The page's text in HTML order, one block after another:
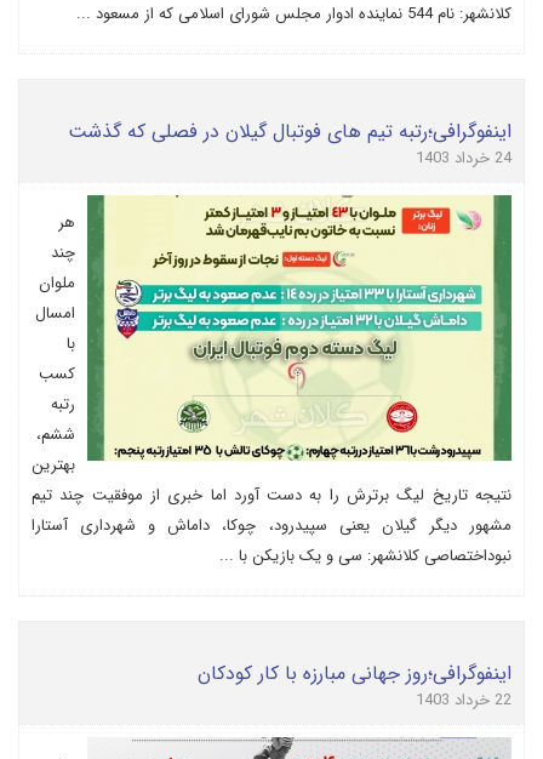
کلانشهر: نام 544 نماینده ادوار مجلس شورای اسلامی که از مسعود ...
اینفوگرافی؛رتبه تیم های فوتبال گیلان در فصلی که گذشت
24 خرداد 1403
هر
چند
ملوان
امسال
با
کسب
رتبه
ششم،
بهترین
نتیجه تاریخ لیگ برترش را به دست آورد اما خبری از موفقیت چند تیم
مشهور دیگر گیلان یعنی سپیدرود، چوکا، داماش و شهرداری آستارا
نبوداختصاصی کلانشهر: سی و یک بازیکن با ...
اینفوگرافی؛روز جهانی مبارزه با کار کودکان
22 خرداد 1403